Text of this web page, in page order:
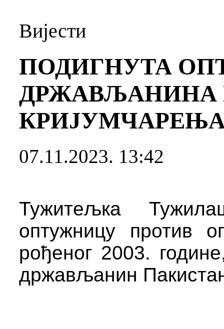
Вијести
ПОДИГНУТА
ДРЖАВЉАНИНА
07.11.2023. 13:42
Тужитељка
оптужницу против
рођеног 2003.
држављанин